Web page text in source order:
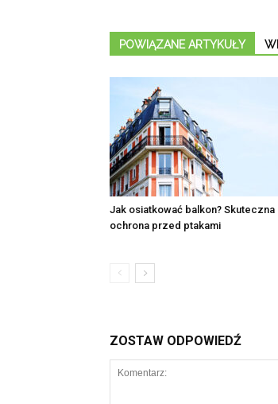
POWIĄZANE ARTYKUŁY
Jak osiatkować balkon? Skuteczna
ochrona przed ptakami
ZOSTAW ODPOWIEDŹ